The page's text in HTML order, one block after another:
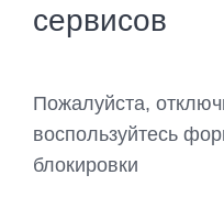
сервисов
Пожалуйста,
воспользуйтесь
блокировки